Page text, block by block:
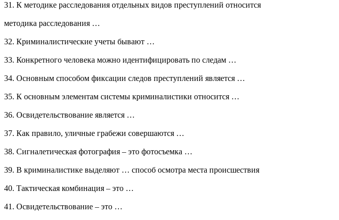
31. К методике расследования отдельных видов преступлений относится
методика расследования …
32. Криминалистические учеты бывают …
33. Конкретного человека можно идентифицировать по следам …
34. Основным способом фиксации следов преступлений является …
35. К основным элементам системы криминалистики относится …
36. Освидетельствование является …
37. Как правило, уличные грабежи совершаются …
38. Сигналетическая фотография – это фотосъемка …
39. В криминалистике выделяют … способ осмотра места происшествия
40. Тактическая комбинация – это …
41. Освидетельствование – это …